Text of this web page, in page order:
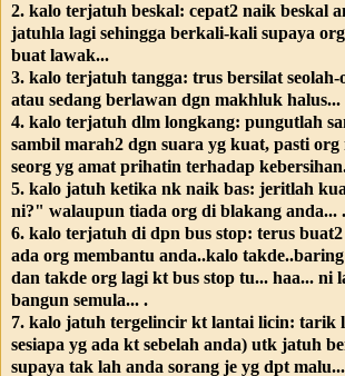
2. kalo terjatuh beskal: cepat2 naik beskal
jatuhla lagi sehingga berkali-kali supaya
buat lawak...
3. kalo terjatuh tangga: trus bersilat
atau sedang berlawan dgn makhluk halus...
4. kalo terjatuh dlm longkang: pungutlah
sambil marah2 dgn suara yg kuat, pasti org
seorg yg amat prihatin terhadap
5. kalo jatuh ketika nk naik bas: jeritlah
ni?" walaupun tiada org di blakang anda... .
6. kalo terjatuh di dpn bus stop: terus buat2
ada org membantu anda..kalo
dan takde org lagi kt bus stop tu... haa... ni
bangun semula... .
7. kalo jatuh tergelincir kt lantai licin: tarik
sesiapa yg ada kt sebelah anda) utk jatuh
supaya tak lah anda sorang je yg dpt